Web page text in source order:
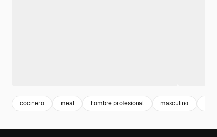
cocinero meal hombre profesional masculino